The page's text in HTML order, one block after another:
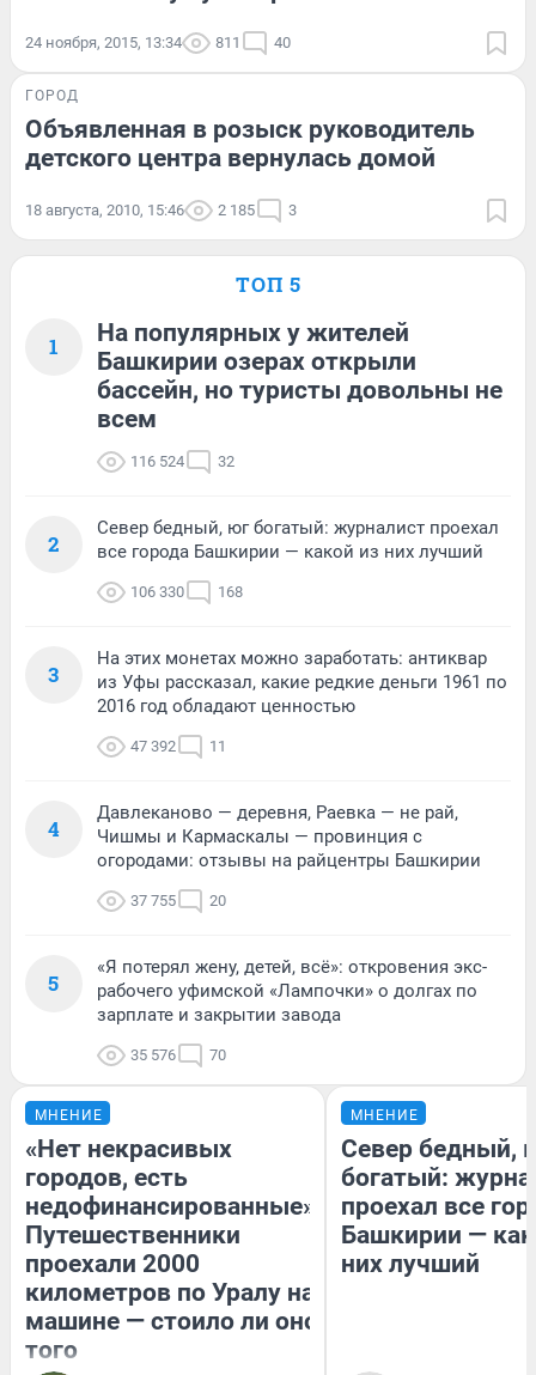
24 ноября, 2015, 13:34 811 40
ГОРОД
Объявленная в розыск руководитель
детского центра вернулась домой
18 августа, 2010, 15:46 2 185 3
ТОП 5
1
На популярных у жителей
Башкирии озерах открыли
бассейн, но туристы довольны не
всем
116 524 32
2
Север бедный, юг богатый: журналист проехал
все города Башкирии — какой из них лучший
106 330 168
3
На этих монетах можно заработать: антиквар
из Уфы рассказал, какие редкие деньги 1961 по
2016 год обладают ценностью
47 392 11
4
Давлеканово — деревня, Раевка — не рай,
Чишмы и Кармаскалы — провинция с
огородами: отзывы на райцентры Башкирии
37 755 20
5
«Я потерял жену, детей, всё»: откровения экс-
рабочего уфимской «Лампочки» о долгах по
зарплате и закрытии завода
35 576 70
МНЕНИЕ
«Нет некрасивых
городов, есть
недофинансированные».
Путешественники
проехали 2000
километров по Уралу на
машине — стоило ли оно
того
МНЕНИЕ
Север бедный,
богатый:
проехал все
Башкирии —
них лучший